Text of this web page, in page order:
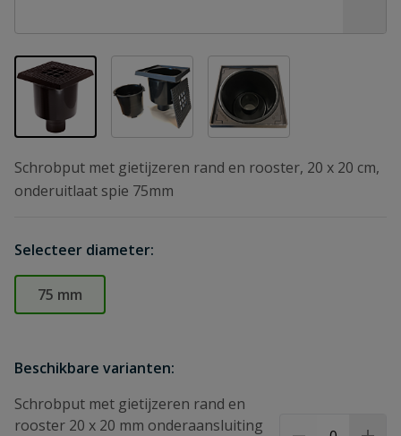
View larger imageView larger imageView larger image
Schrobput met gietijzeren rand en rooster, 20 x 20 cm,
onderuitlaat spie 75mm
Selecteer diameter:
75 mm
Beschikbare varianten:
Schrobput met gietijzeren rand en
rooster 20 x 20 mm onderaansluiting